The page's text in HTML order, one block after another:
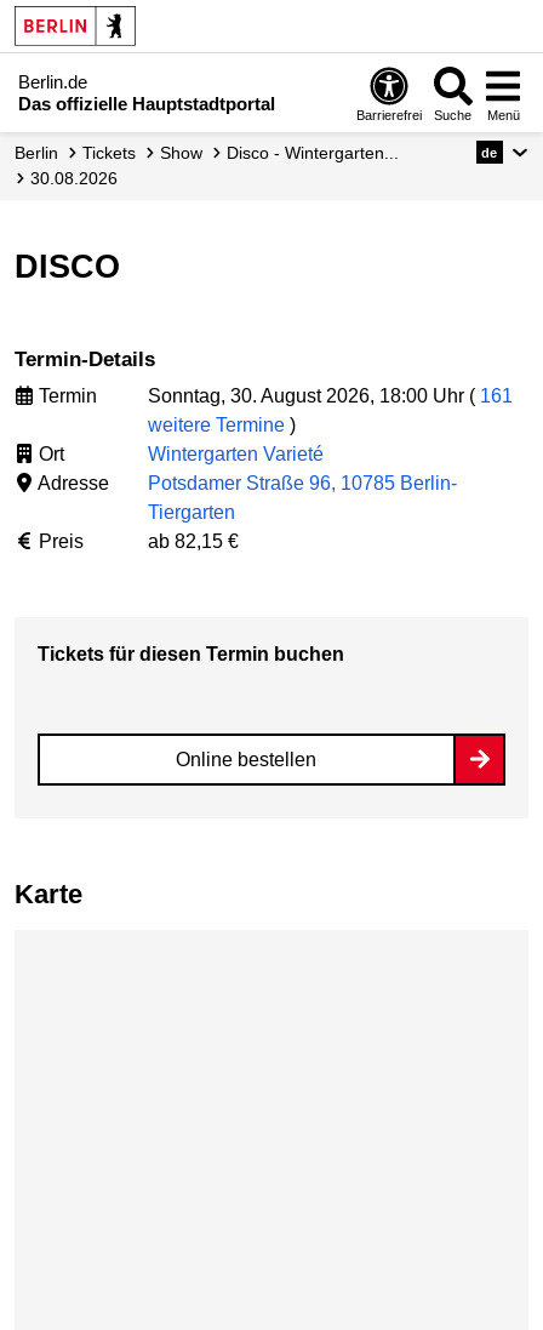
Berlin.de
Das offizielle Hauptstadtportal
Barrierefrei Suche Menü
Berlin Tickets Show
Disco - Wintergarten...
30.08.2026
de
DISCO
Termin-Details
Termin Sonntag, 30. August 2026, 18:00 Uhr ( 161
weitere Termine )
Ort
Wintergarten Varieté
Adresse
Potsdamer Straße 96, 10785 Berlin-
Tiergarten
Preis
ab 82,15 €
Tickets für diesen Termin buchen
Online bestellen
Karte